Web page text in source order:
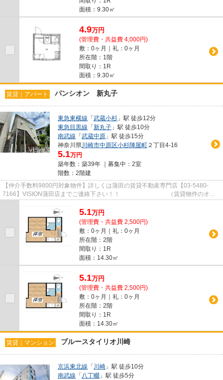
面積：9.30㎡
4.9万円
(管理費・共益費 4,000円)
敷：0ヶ月｜礼：0ヶ月
所在階：1階
間取り：1R
面積：9.30㎡
賃貸｜アパート パンシオン 新丸子
東急東横線 「武蔵小杉 」駅 徒歩12分
東急目黒線 「新丸子 」駅 徒歩10分
南武線 「武蔵中原 」駅 徒歩15分
神奈川県川崎市中原区小杉陣屋町 ２丁目4-16
5.1万円
築年数：築39年 ｜募集中： 2室
階数：2階建
【仲介手数料9800円対象物件】詳しくは蒲田の賃貸不動産専門店【03-5480-
7166】VISION蒲田店までご連絡下さい！！ （賃貸物件のオス
スメポイント）フローリング バスト...
5.1万円
(管理費・共益費 2,500円)
敷：0ヶ月｜礼：0ヶ月
所在階：2階
間取り：1R
面積：14.30㎡
5.1万円
(管理費・共益費 2,500円)
敷：0ヶ月｜礼：0ヶ月
所在階：2階
間取り：1R
面積：14.30㎡
賃貸｜マンション ブルースタイリオ川崎
京浜東北線 「 川崎 」駅 徒歩10分
南武線 「八丁畷 」駅 徒歩5分